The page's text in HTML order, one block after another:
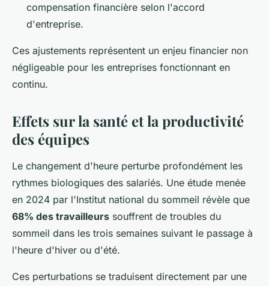
compensation financière selon l'accord
d'entreprise.
Ces ajustements représentent un enjeu financier non
négligeable pour les entreprises fonctionnant en
continu.
Effets sur la santé et la productivité
des équipes
Le changement d'heure perturbe profondément les
rythmes biologiques des salariés. Une étude menée
en 2024 par l'Institut national du sommeil révèle que
68% des travailleurs souffrent de troubles du
sommeil dans les trois semaines suivant le passage à
l'heure d'hiver ou d'été.
Ces perturbations se traduisent directement par une